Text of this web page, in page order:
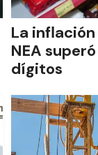
La
NEA
dígitos